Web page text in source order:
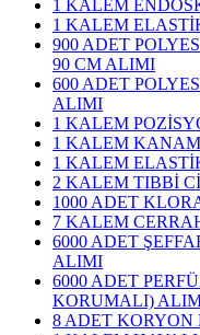
1 KALEM
1 KALEM
900 ADET
90 CM ALIMI
600 ADET
ALIMI
1 KALEM
1 KALEM
1 KALEM
2 KALEM TIBBİ
1000 ADET
7 KALEM
6000 ADET
ALIMI
6000 ADET
KORUMALI)
8 ADET KORYON